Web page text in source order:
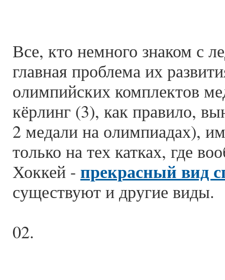
Все, кто немного знаком с
главная проблема их
олимпийских комплектов
кёрлинг (3), как правило,
2 медали на олимпиадах),
только на тех катках, где
Хоккей - прекрасный вид
существуют и другие виды.
02.